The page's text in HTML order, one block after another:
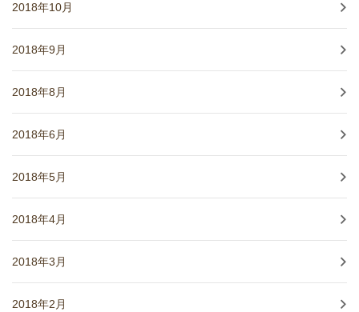
2018年10月
2018年9月
2018年8月
2018年6月
2018年5月
2018年4月
2018年3月
2018年2月